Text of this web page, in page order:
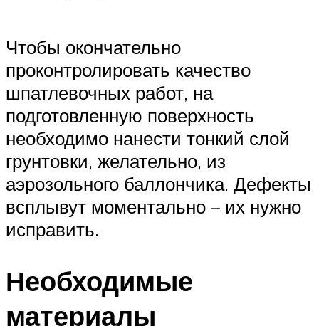
Чтобы окончательно
проконтролировать качество
шпатлевочных работ, на
подготовленную поверхность
необходимо нанести тонкий слой
грунтовки, желательно, из
аэрозольного баллончика. Дефекты
всплывут моментально – их нужно
исправить.
Необходимые
материалы